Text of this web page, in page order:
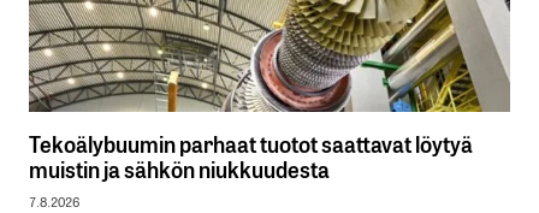
Tekoälybuumin parhaat tuotot saattavat löytyä
muistin ja sähkön niukkuudesta
7.8.2026